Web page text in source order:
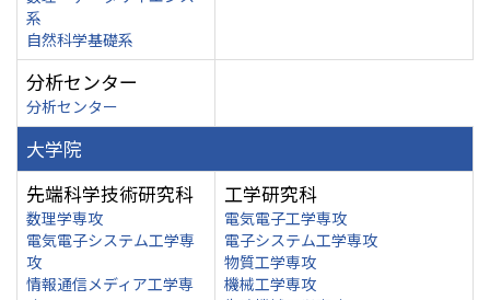
系
自然科学基礎系
分析センター
分析センター
大学院
先端科学技術研究科
数理学専攻
電気電子システム工学専
攻
情報通信メディア工学専
工学研究科
電気電子工学専攻
電子システム工学専攻
物質工学専攻
機械工学専攻